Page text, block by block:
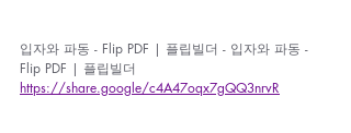
입자와 파동 - Flip PDF | 플립빌더 - 입자와 파동 -
Flip PDF | 플립빌더
https://share.google/c4A47oqx7gQQ3nrvR